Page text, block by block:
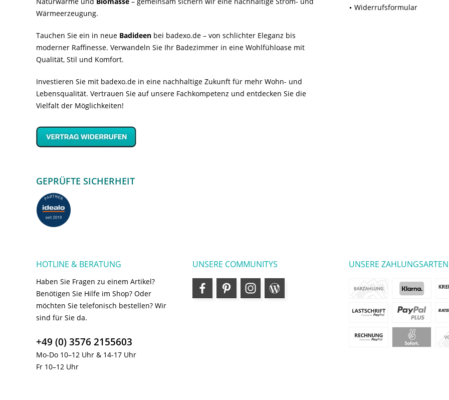
Wärmeerzeugung.
Tauchen Sie ein in neue Badideen bei badexo.de – von schlichter Eleganz bis
moderner Raffinesse. Verwandeln Sie Ihr Badezimmer in eine Wohlfühloase mit
Qualität, Stil und Komfort.
Investieren Sie mit badexo.de in eine nachhaltige Zukunft für mehr Wohn- und
Lebensqualität. Vertrauen Sie auf unsere Fachkompetenz und entdecken Sie die
Vielfalt der Möglichkeiten!
GEPRÜFTE SICHERHEIT
Widerrufsformular
HOTLINE & BERATUNG
Haben Sie Fragen zu einem Artikel?
Benötigen Sie Hilfe im Shop? Oder
möchten Sie telefonisch bestellen? Wir
sind für Sie da.
+49 (0) 3576 2155603
Mo-Do 10–12 Uhr & 14-17 Uhr
Fr 10–12 Uhr
UNSERE COMMUNITYS UNSERE ZAHLUNGSARTEN